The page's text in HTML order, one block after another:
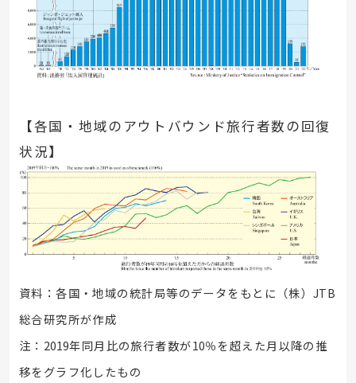
【各国・地域のアウトバウンド旅行者数の回復
状況】
資料：各国・地域の統計局等のデータをもとに（株）JTB
総合研究所が作成
注： 2019年同月比の旅行者数が10％を超えた月以降の推
移をグラフ化したもの